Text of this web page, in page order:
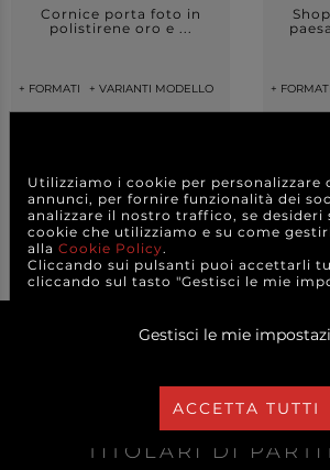
Cornice porta foto in
polistirene oro e ...
+ FORMATI + VARIANTI MODELLO
DETTAGLI
+ FORMATI
TITOLARI DI
Utilizziamo i cookie per personalizzare
annunci, per fornire funzionalità dei
analizzare il nostro traffico, se desideri
cookie che utilizziamo e su come
alla Cookie Policy.
Cliccando sui pulsanti puoi accettarli
cliccando sul tasto "Gestisci le mie
Gestisci le mie
ACCETTA TUTTI